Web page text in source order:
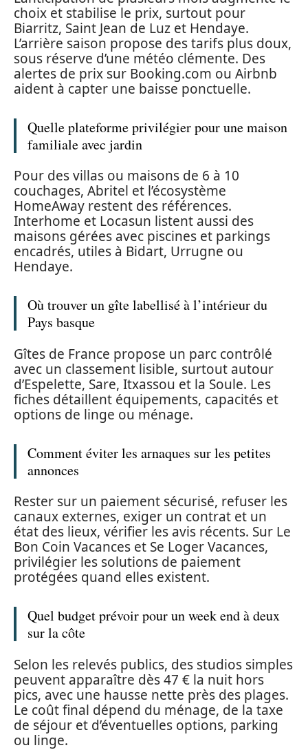
choix et stabilise le prix, surtout pour
Biarritz, Saint Jean de Luz et Hendaye.
L’arrière saison propose des tarifs plus doux,
sous réserve d’une météo clémente. Des
alertes de prix sur Booking.com ou Airbnb
aident à capter une baisse ponctuelle.
Quelle plateforme privilégier pour une maison
familiale avec jardin
Pour des villas ou maisons de 6 à 10
couchages, Abritel et l’écosystème
HomeAway restent des références.
Interhome et Locasun listent aussi des
maisons gérées avec piscines et parkings
encadrés, utiles à Bidart, Urrugne ou
Hendaye.
Où trouver un gîte labellisé à l’intérieur du
Pays basque
Gîtes de France propose un parc contrôlé
avec un classement lisible, surtout autour
d’Espelette, Sare, Itxassou et la Soule. Les
fiches détaillent équipements, capacités et
options de linge ou ménage.
Comment éviter les arnaques sur les petites
annonces
Rester sur un paiement sécurisé, refuser les
canaux externes, exiger un contrat et un
état des lieux, vérifier les avis récents. Sur Le
Bon Coin Vacances et Se Loger Vacances,
privilégier les solutions de paiement
protégées quand elles existent.
Quel budget prévoir pour un week end à deux
sur la côte
Selon les relevés publics, des studios simples
peuvent apparaître dès 47 € la nuit hors
pics, avec une hausse nette près des plages.
Le coût final dépend du ménage, de la taxe
de séjour et d’éventuelles options, parking
ou linge.